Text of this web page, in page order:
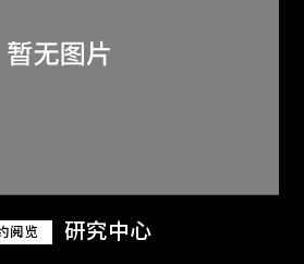
阅览 研究中心
二十及二十一世纪视觉